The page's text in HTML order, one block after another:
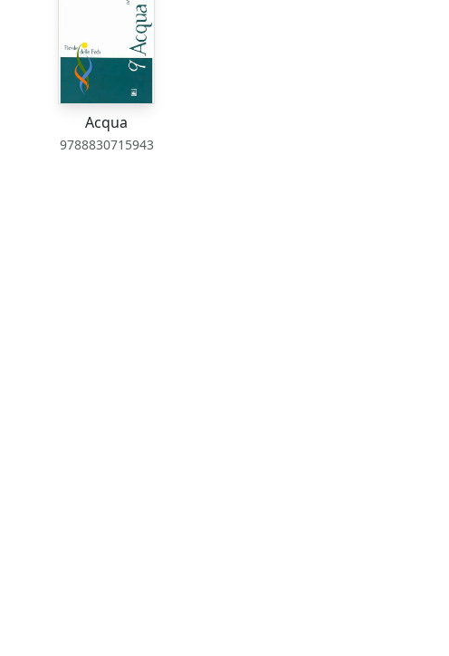
Acqua
9788830715943